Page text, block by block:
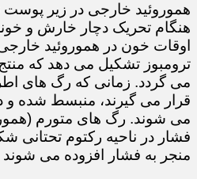
هموروئید خارجی در زیر پوست
هنگام تحریک دچار خارش و
اوقات خون در هموروئید خارجی
ترومبوز تشکیل می دهد که
می گردد. زمانی که رگ های
قرار می گیرند، منبسط شده
می شوند. رگ های متورم
فشار در ناحیه رکتوم تحتانی
منجر به فشار افزوده می شوند